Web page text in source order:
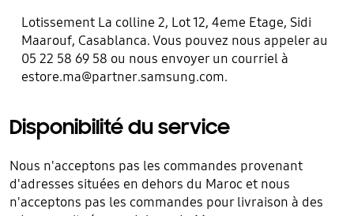
Lotissement La colline 2, Lot 12, 4eme Etage, Sidi
Maarouf, Casablanca. Vous pouvez nous appeler au
05 22 58 69 58 ou nous envoyer un courriel à
estore.ma@partner.samsung.com.
Disponibilité du service
Nous n'acceptons pas les commandes provenant
d'adresses situées en dehors du Maroc et nous
n'acceptons pas les commandes pour livraison à des